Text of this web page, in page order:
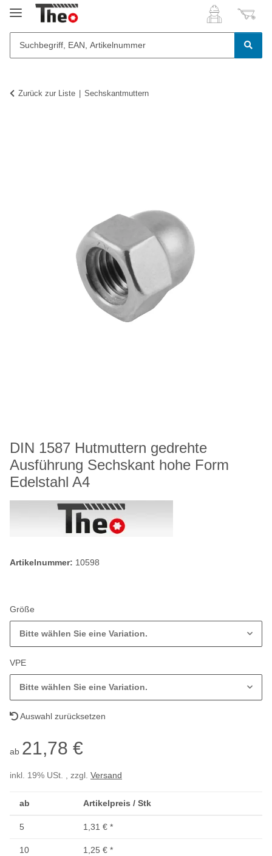
Zurück zur Liste Sechskantmuttern
DIN 1587 Hutmuttern gedrehte
Ausführung Sechskant hohe Form
Edelstahl A4
Artikelnummer: 10598
Größe
Bitte wählen Sie eine Variation.
VPE
Bitte wählen Sie eine Variation.
Auswahl zurücksetzen
ab 21,78 €
inkl. 19% USt. , zzgl. Versand
ab Artikelpreis / Stk
5 1,31 € *
10 1,25 € *